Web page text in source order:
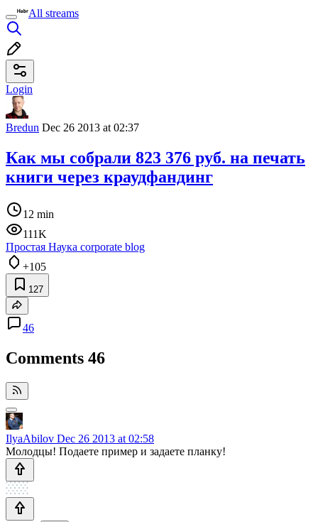
All streams
Login
Bredun Dec 26 2013 at 02:37
Как мы собрали 823 376 pуб. на печать
книги через краудфандинг
12 min
111K
Простая Наука corporate blog
+105
127
46
Comments 46
IlyaAbilov Dec 26 2013 at 02:58
Молодцы! Подаете пример и задаете планку!